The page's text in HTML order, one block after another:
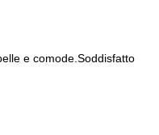
e comode.Soddisfatto